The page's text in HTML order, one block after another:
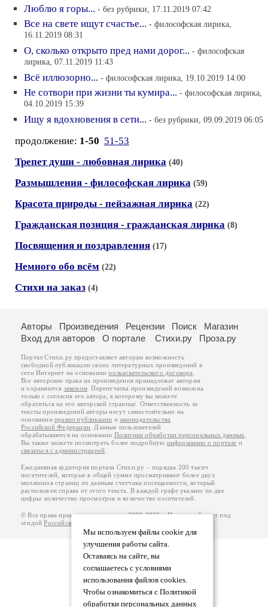
Люблю я горы... - без рубрики, 17.11.2019 07:42
Все на свете ищут счастье... - философская лирика,
16.11.2019 08:31
О, сколько открыто пред нами дорог... - философская
лирика, 07.11.2019 11:43
Всё иллюзорно... - философская лирика, 19.10.2019 14:00
Не сотвори при жизни ты кумира... - философская лирика,
04.10.2019 15:39
Ищу я вдохновения в сети... - без рубрики, 09.09.2019 06:05
продолжение: 1-50 51-53
Трепет души - любовная лирика (40)
Размышления - философская лирика (59)
Красота природы - пейзажная лирика (22)
Гражданская позиция - гражданская лирика (8)
Посвящения и поздравления (17)
Немного обо всём (22)
Стихи на заказ (4)
Мы используем файлы cookie для
улучшения работы сайта.
Оставаясь на сайте, вы
соглашаетесь с условиями
использования файлов cookies.
Чтобы ознакомиться с Политикой
обработки персональных данных
Авторы Произведения Рецензии Поиск
Магазин
Вход для авторов
О портале Стихи.ру Проза.ру
Портал Стихи.ру предоставляет авторам возможность
свободной публикации своих литературных произведений в
сети Интернет на основаниипользовательского договора
Все авторские права на произведения принадлежат авторам
и охраняются законом . Перепечатка произведений возможна
только с согласия его автора, к которому вы можете
обратиться на его авторской странице. Ответственность за
тексты произведений авторы несут самостоятельно на
основанииправил публикации изаконодательства
Российской Федерации . Данные пользователей
обрабатываются на основании Политики обработки персональных данных
Вы также можете посмотреть более подробную информацию о портале и
связаться с администрацией
Ежедневная аудитория портала Стихи.ру – порядка 200 тысяч
посетителей, которые в общей сумме просматривают более двух
миллионов страниц по данным счетчика посещаемости, который
расположен справа от этого текста. В каждой графе указано по две
цифры: количество просмотров и количество посетителей.
© Все права принадлежат авторам, 2000-2026. Портал работает под
эгидойРоссийского союза писателей